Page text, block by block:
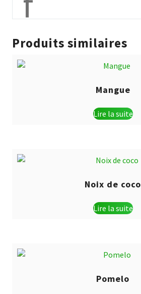
Produits similaires
Mangue
Lire la suite
Noix de coco
Lire la suite
Pomelo